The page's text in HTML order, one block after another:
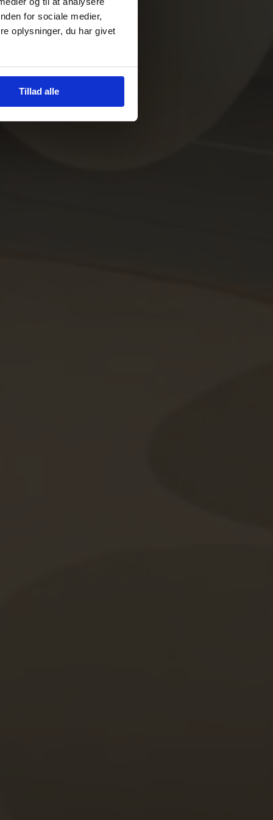
for sociale medier,
oplysninger, du har givet
Tillad alle